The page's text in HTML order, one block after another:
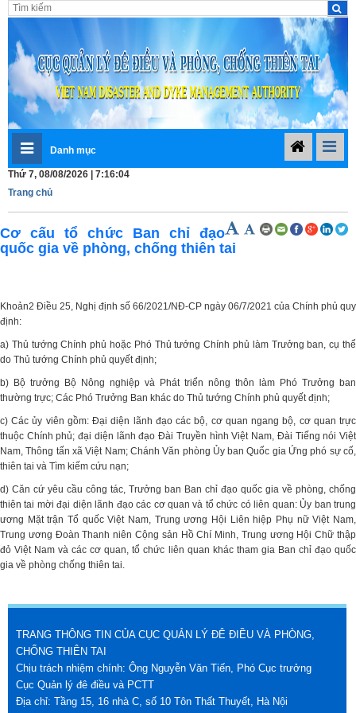
Danh mục
Thứ 7, 08/08/2026 | 7:16:04
Trang chủ
Cơ cấu tổ chức Ban chỉ đạo
quốc gia về phòng, chống thiên tai
Khoản2 Điều 25, Nghị định số 66/2021/NĐ-CP ngày 06/7/2021 của Chính phủ quy
định:
a) Thủ tướng Chính phủ hoặc Phó Thủ tướng Chính phủ làm Trưởng ban, cụ thể
do Thủ tướng Chính phủ quyết định;
b) Bộ trưởng Bộ Nông nghiệp và Phát triển nông thôn làm Phó Trưởng ban
thường trực; Các Phó Trưởng Ban khác do Thủ tướng Chính phủ quyết định;
c) Các ủy viên gồm: Đại diện lãnh đạo các bộ, cơ quan ngang bộ, cơ quan trực
thuộc Chính phủ; đại diện lãnh đạo Đài Truyền hình Việt Nam, Đài Tiếng nói Việt
Nam, Thông tấn xã Việt Nam; Chánh Văn phòng Ủy ban Quốc gia Ứng phó sự cố,
thiên tai và Tìm kiếm cứu nạn;
d) Căn cứ yêu cầu công tác, Trưởng ban Ban chỉ đạo quốc gia về phòng, chống
thiên tai mời đại diện lãnh đạo các cơ quan và tổ chức có liên quan: Ủy ban trung
ương Mặt trận Tổ quốc Việt Nam, Trung ương Hội Liên hiệp Phụ nữ Việt Nam,
Trung ương Đoàn Thanh niên Cộng sản Hồ Chí Minh, Trung ương Hội Chữ thập
đỏ Việt Nam và các cơ quan, tổ chức liên quan khác tham gia Ban chỉ đạo quốc
gia về phòng chống thiên tai.
TRANG THÔNG TIN CỦA CỤC QUẢN LÝ ĐÊ ĐIỀU VÀ PHÒNG,
CHỐNG THIÊN TAI
Chịu trách nhiệm chính: Ông Nguyễn Văn Tiến, Phó Cục trưởng
Cục Quản lý đê điều và PCTT
Địa chỉ: Tầng 15, 16 nhà C, số 10 Tôn Thất Thuyết, Hà Nội